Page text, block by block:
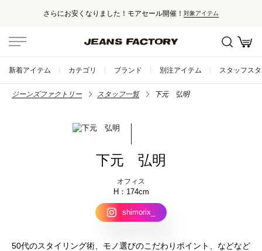
さらにお安くなりました！モアセール開催！ 対象アイテム
新着アイテム カテゴリ ブランド 別注アイテム スタッフス
ジーンズファクトリー スタッフ一覧 下元 弘明
下元 弘明
オフィス
174cm
shimorix_
50代のスタイリング術、モノ選びのこだわりポイント、などなど